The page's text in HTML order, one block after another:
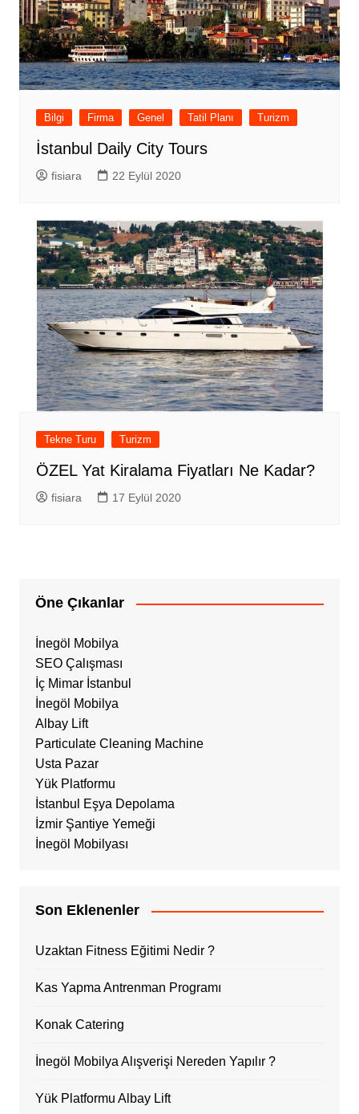
Bilgi Firma Genel Tatil Planı Turizm
İstanbul Daily City Tours
fisiara 22 Eylül 2020
Tekne Turu Turizm
ÖZEL Yat Kiralama Fiyatları Ne Kadar?
fisiara 17 Eylül 2020
Öne Çıkanlar
İnegöl Mobilya
SEO Çalışması
İç Mimar İstanbul
İnegöl Mobilya
Albay Lift
Particulate Cleaning Machine
Usta Pazar
Yük Platformu
İstanbul Eşya Depolama
İzmir Şantiye Yemeği
İnegöl Mobilyası
Son Eklenenler
Uzaktan Fitness Eğitimi Nedir ?
Kas Yapma Antrenman Programı
Konak Catering
İnegöl Mobilya Alışverişi Nereden Yapılır ?
Yük Platformu Albay Lift